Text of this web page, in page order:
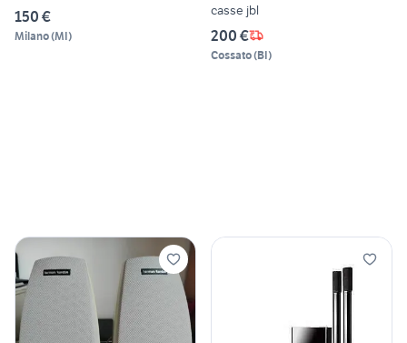
150 €
Milano(MI)
casse jbl
200 €
Cossato(BI)